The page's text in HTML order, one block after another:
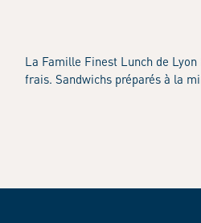
La Famille Finest Lunch de
frais. Sandwichs préparés à la